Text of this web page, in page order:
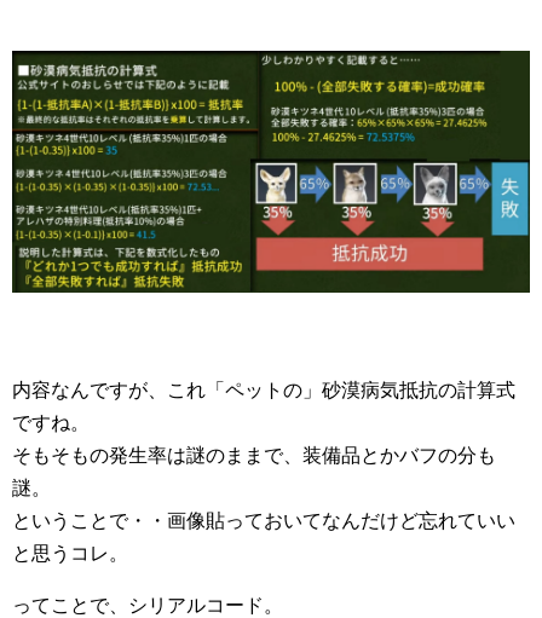
内容なんですが、これ「ペットの」砂漠病気抵抗の計算式
ですね。
そもそもの発生率は謎のままで、装備品とかバフの分も
謎。
ということで・・画像貼っておいてなんだけど忘れていい
と思うコレ。
ってことで、シリアルコード。